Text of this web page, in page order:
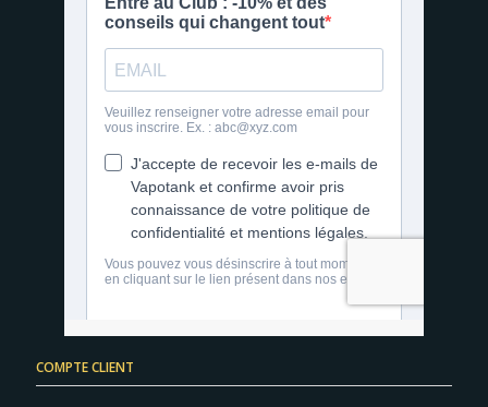
COMPTE CLIENT